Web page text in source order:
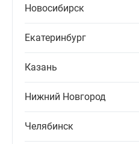
Новосибирск
Екатеринбург
Казань
Нижний Новгород
Челябинск